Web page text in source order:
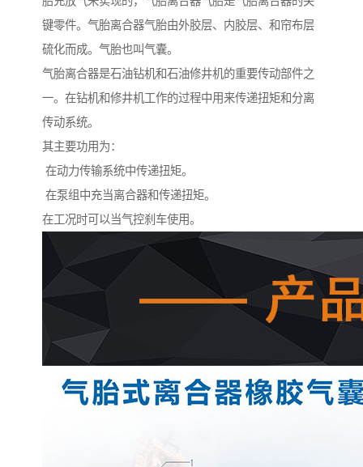
键零件。气胎离合器气胎由外胶层、内胶层、和帘布层
硫化而成。气胎也叫气囊。
气胎离合器是石油钻机和石油修井机的重要传动部件之
一。在钻机和修井机工作的过程中用来传递扭矩和分离
传动系统。
其主要功用为：
在动力传输系统中传递扭矩。
在泵组中充当离合器和传递扭矩。
在工况时可以当气控刹车使用。